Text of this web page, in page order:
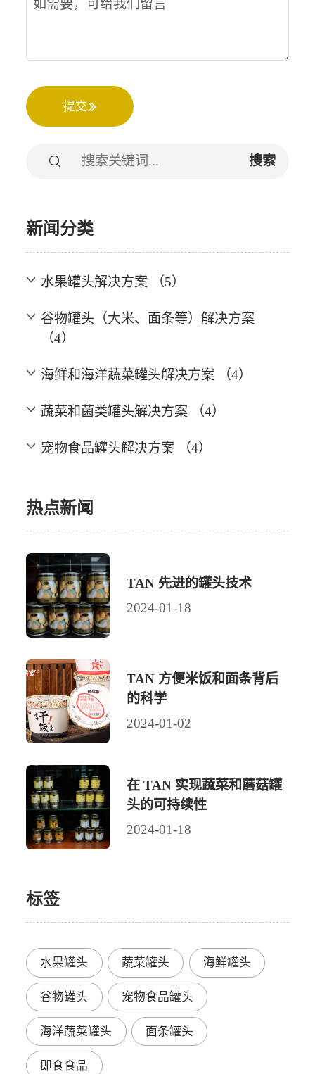
提交
搜索
新闻分类
水果罐头解决方案 （5）
谷物罐头（大米、面条等）解决方案
（4）
海鲜和海洋蔬菜罐头解决方案 （4）
蔬菜和菌类罐头解决方案 （4）
宠物食品罐头解决方案 （4）
热点新闻
TAN 先进的罐头技术
2024-01-18
TAN 方便米饭和面条背后
的科学
2024-01-02
在 TAN 实现蔬菜和蘑菇罐
头的可持续性
2024-01-18
标签
水果罐头 蔬菜罐头 海鲜罐头
谷物罐头 宠物食品罐头
海洋蔬菜罐头 面条罐头
即食食品